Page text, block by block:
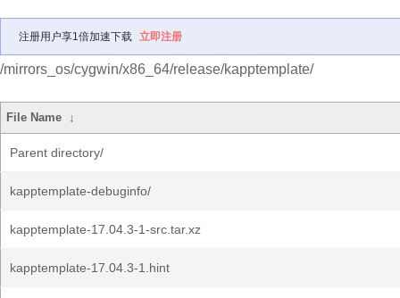
注册用户享1倍加速下载 立即注册
/mirrors_os/cygwin/x86_64/release/kapptemplate/
File Name ↓
Parent directory/
kapptemplate-debuginfo/
kapptemplate-17.04.3-1-src.tar.xz
kapptemplate-17.04.3-1.hint